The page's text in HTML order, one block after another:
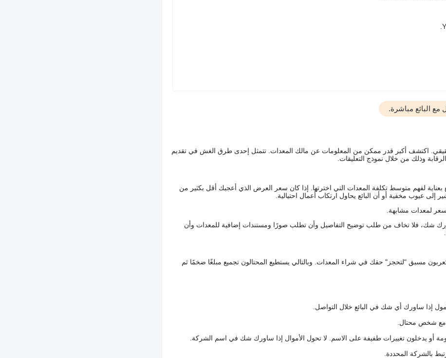
البائع مباشرة.
اكتشف أكبر قدر ممكن من المعلومات عن مالك المعدات. تتمثل إحدى طرق الغش في تقديم
وذلك من خلال نموذج التعليقات.
لفهم متوسط تكلفة المعدات التي اخترتها. إذا كان سعر العرض الذي أعجبك أقل بكثير من
عيوب مخفية أو أن البائع يحاول ارتكاب أعمال احتيالية.
لمعدات مشابهة.
شك، فلا تخاف من طلب توضيح التفاصيل وأن تطلب صورًا ومستندات إضافية للمعدات وأن
كعربون مسبق "لتحجز" حقك في شراء المعدات. وبالتالي يستطيع المحتالون تجميع مبلغًا ضخمًا ثم
إذا ساورك أي شك في البائع خلال التواصل.
مع شخص محتال.
أو يدخلون تغييرات طفيفة على الاسم. لا تحول الأموال إذا ساورك شك في اسم الشركة.
بالشركة المحددة.